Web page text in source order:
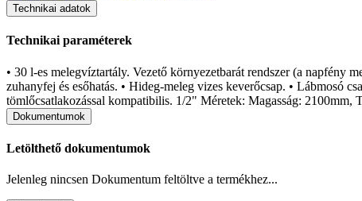
Technikai adatok
Technikai paraméterek
• 30 l-es melegvíztartály. Vezető környezetbarát rendszer (a napfény
zuhanyfej és esőhatás. • Hideg-meleg vizes keverőcsap. • Lábmosó
tömlőcsatlakozással kompatibilis. 1/2" Méretek: Magasság: 2100mm,
Dokumentumok
Letölthető dokumentumok
Jelenleg nincsen Dokumentum feltöltve a termékhez...